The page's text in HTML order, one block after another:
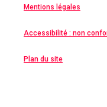
Mentions légales
Accessibilité : non
Plan du site